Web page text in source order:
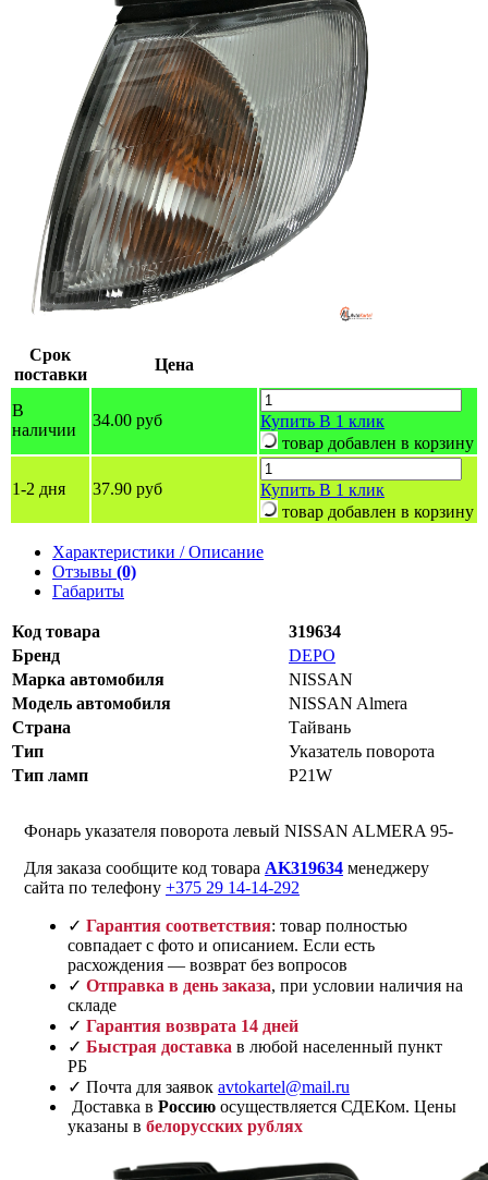
Срок
поставки
Цена
В
наличии
34.00 руб Купить В 1 клик
товар добавлен в корзину
1-2 дня 37.90 руб Купить В 1 клик
товар добавлен в корзину
Характеристики / Описание
Отзывы (0)
Габариты
Код товара
319634
Бренд
DEPO
Марка автомобиля
NISSAN
Модель автомобиля
NISSAN Almera
Страна
Тайвань
Тип
Указатель поворота
Тип ламп
P21W
Фонарь указателя поворота левый NISSAN ALMERA 95-
Для заказа сообщите код товара AK319634 менеджеру
сайта по телефону +375 29 14-14-292
✓ Гарантия соответствия: товар полностью
совпадает с фото и описанием. Если есть
расхождения — возврат без вопросов
✓ Отправка в день заказа, при условии наличия на
складе
✓ Гарантия возврата 14 дней
✓ Быстрая доставка в любой населенный пункт
РБ
✓ Почта для заявок avtokartel@mail.ru
Доставка в Россию осуществляется СДЕКом. Цены
указаны в белорусских рублях